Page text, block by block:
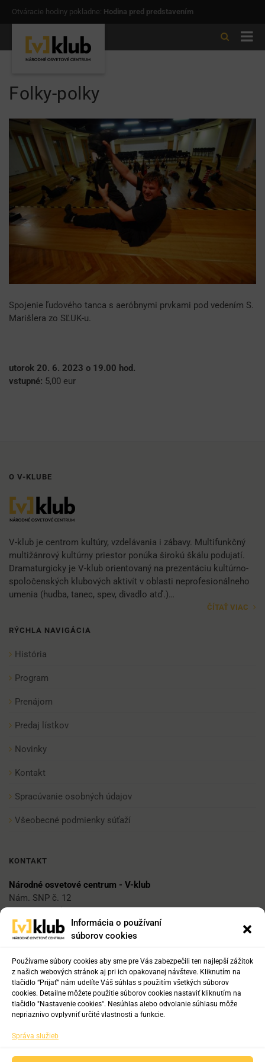
Informácia o používaní
súborov cookies
Používame súbory cookies aby sme pre Vás zabezpečili ten najlepší zážitok
z našich webových stránok aj pri ich opakovanej návšteve. Kliknutím na
tlačidlo “Prijať” nám udelíte Váš súhlas s použitím všetkých súborov
cookies. Detailne môžete použitie súborov cookies nastaviť kliknutím na
tlačidlo "Nastavenie cookies". Nesúhlas alebo odvolanie súhlasu môže
nepriaznivo ovplyvniť určité vlastnosti a funkcie.
Správa služieb
Otváracie hodiny pokladne: Hodina pred predstavením
Folky-polky
Spojenie ľudového tanca s aeróbnymi prvkami pod vedením S.
Marišlera zo SĽUK-u.
utorok 20. 6. 2023 o 19.00 hod.
vstupné: 5,00 eur
O V-KLUBE
V-klub je centrom kultúry, vzdelávania i zábavy. Multifunkčný
multižánrový kultúrny priestor ponúka širokú škálu podujatí.
Dramaturgicky je V-klub orientovaný na prezentáciu kultúrno-
spoločenských klubových aktivít v oblasti neprofesionálneho
umenia (hudba, tanec, spev, divadlo atď.)…
ČÍTAŤ VIAC
RÝCHLA NAVIGÁCIA
História
Program
Prenájom
Predaj lístkov
Novinky
Kontakt
Spracúvanie osobných údajov
Všeobecné podmienky súťaží
KONTAKT
Národné osvetové centrum - V-klub
Nám. SNP č. 12
812 34 Bratislava 1
vklub@nocka.sk
Tel:
+421 2 204 71 217
+421 918 817 141